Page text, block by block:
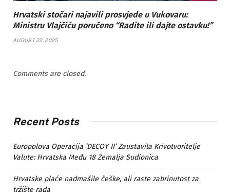
Hrvatski stočari najavili prosvjede u Vukovaru:
Ministru Vlajčiću poručeno “Radite ili dajte ostavku!”
AUGUST 22, 2025
Comments are closed.
Recent Posts
Europolova Operacija ‘DECOY II’ Zaustavila Krivotvoritelje
Valute: Hrvatska Među 18 Zemalja Sudionica
Hrvatske plaće nadmašile češke, ali raste zabrinutost za
tržište rada